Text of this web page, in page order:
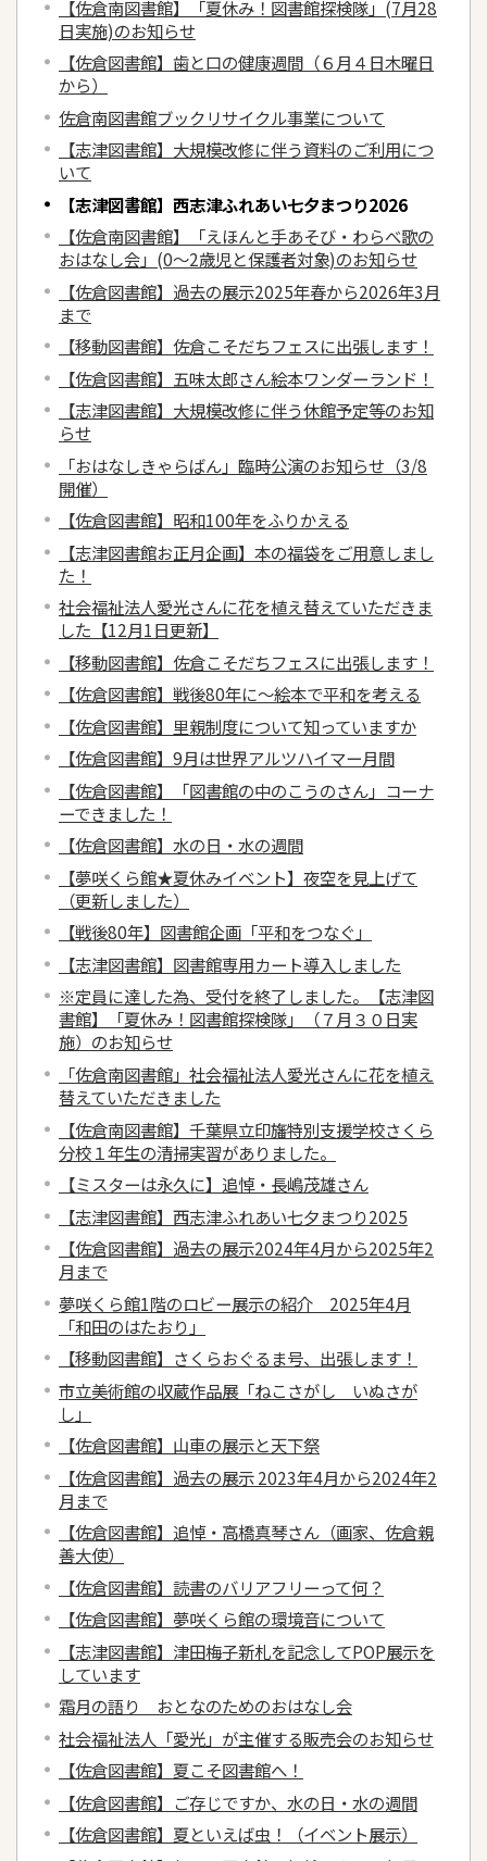
【佐倉南図書館】「夏休み！図書館探検隊」(7月28
日実施)のお知らせ
【佐倉図書館】歯と口の健康週間（６月４日木曜日
から）
佐倉南図書館ブックリサイクル事業について
【志津図書館】大規模改修に伴う資料のご利用につ
いて
【志津図書館】西志津ふれあい七夕まつり2026
【佐倉南図書館】「えほんと手あそび・わらべ歌の
おはなし会」(0～2歳児と保護者対象)のお知らせ
【佐倉図書館】過去の展示2025年春から2026年3月
まで
【移動図書館】佐倉こそだちフェスに出張します！
【佐倉図書館】五味太郎さん絵本ワンダーランド！
【志津図書館】大規模改修に伴う休館予定等のお知
らせ
「おはなしきゃらばん」臨時公演のお知らせ（3/8
開催）
【佐倉図書館】昭和100年をふりかえる
【志津図書館お正月企画】本の福袋をご用意しまし
た！
社会福祉法人愛光さんに花を植え替えていただきま
した【12月1日更新】
【移動図書館】佐倉こそだちフェスに出張します！
【佐倉図書館】戦後80年に～絵本で平和を考える
【佐倉図書館】里親制度について知っていますか
【佐倉図書館】9月は世界アルツハイマー月間
【佐倉図書館】「図書館の中のこうのさん」コーナ
ーできました！
【佐倉図書館】水の日・水の週間
【夢咲くら館★夏休みイベント】夜空を見上げて
（更新しました）
【戦後80年】図書館企画「平和をつなぐ」
【志津図書館】図書館専用カート導入しました
※定員に達した為、受付を終了しました。【志津図
書館】「夏休み！図書館探検隊」（７月３０日実
施）のお知らせ
「佐倉南図書館」社会福祉法人愛光さんに花を植え
替えていただきました
【佐倉南図書館】千葉県立印旛特別支援学校さくら
分校１年生の清掃実習がありました。
【ミスターは永久に】追悼・長嶋茂雄さん
【志津図書館】西志津ふれあい七夕まつり2025
【佐倉図書館】過去の展示2024年4月から2025年2
月まで
夢咲くら館1階のロビー展示の紹介 2025年4月
「和田のはたおり」
【移動図書館】さくらおぐるま号、出張します！
市立美術館の収蔵作品展「ねこさがし いぬさが
し」
【佐倉図書館】山車の展示と天下祭
【佐倉図書館】過去の展示 2023年4月から2024年2
月まで
【佐倉図書館】追悼・高橋真琴さん（画家、佐倉親
善大使）
【佐倉図書館】読書のバリアフリーって何？
【佐倉図書館】夢咲くら館の環境音について
【志津図書館】津田梅子新札を記念してPOP展示を
しています
霜月の語り おとなのためのおはなし会
社会福祉法人「愛光」が主催する販売会のお知らせ
【佐倉図書館】夏こそ図書館へ！
【佐倉図書館】ご存じですか、水の日・水の週間
【佐倉図書館】夏といえば虫！（イベント展示）